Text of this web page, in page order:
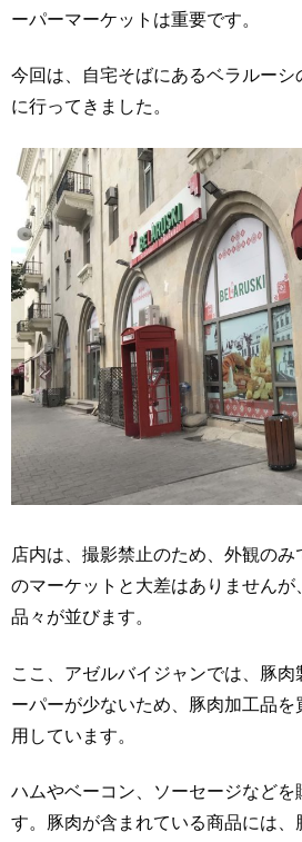
ーパーマーケットは重要です。
今回は、自宅そばにあるベラルーシ
に行ってきました。
店内は、撮影禁止のため、外観のみ
のマーケットと大差はありませんが
品々が並びます。
ここ、アゼルバイジャンでは、豚肉
ーパーが少ないため、豚肉加工品を
用しています。
ハムやベーコン、ソーセージなどを
す。豚肉が含まれている商品には、